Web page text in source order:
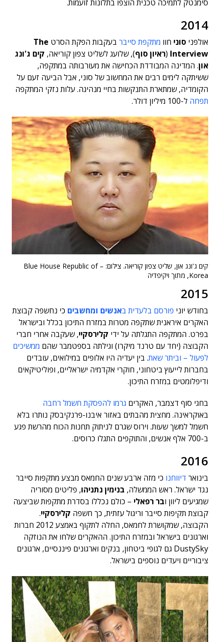
סימנטק לתמיכה טכנית הוצפו בתלונות זועמות.
2014
אולפני סוני חוו מתקפת סייבר בעקבות הפקת הסרט The
Interview
(ראיון סוף), שלועג לשליט צפון קוריאה, קים ג'ונג
און. המדינה המבודדת הכחישה את מעורבותה במתקפה,
ששיתקה לימים רבים את המחשוב של סוני, אבל הביעה זעם על
הקומדיה, שמתארת התנקשות בחיי מנהיגה. עלות נזקי המתקפה
תפחה ל-100 מיליון דולר.
קים ג'ונג און, שליט צפון קוריאה. צילום: – Blue House Republic of
Korea, מתוך ויקיפדיה
2015
בחודש יוני פורסם בלעדית באנשים ומחשבים כי נחשפה קבוצת
האקרים איראנית שתקפה מטרות במזרח התיכון בכלל ובישראל
בפרט. המתקפה התגלתה על ידי קלירסקיי, שעקבה אחרי חברי
הקבוצה (יחד עם טרנד מיקרו) וגילתה בספטמבר שהם ממשיכים
לפעול – וביתר שאת. בין יעדיה היו אלופים במילואים, עובדים
בחברות לייעוץ ביטחוני, חוקרי אקדמיה ישראליים, ופוליטיקאים
ודיפלומטים במזרח התיכון.
בחגי סוף דצמבר, האקרים גרמו להפסקת חשמל רחבה
באוקראינה. מחצית מהבתים באזור איבנו-פרנקיבסק נותרו בלא
חשמל למשך שעות. וירוס שגרם לניתוק תחנות הכוח מהרשת פגע
ב-700 אלף אנשים, והתוקפים התגלו כרוסים.
2016
בינואר דיווחנו כי מזה ארבע שנים החמאס מבצע מתקפות סייבר
נגד ישראל. ראש הממשלה, בנימין נתניהו, פליטים מסוריה
שמגיעים ליוון ובר רפאלי – כולם נכללו בסדרת מתקפות שביצעה
קבוצת תקיפות סייבר וריגול עזתית, כך חשפה קלירסקיי.
הקבוצה, שמקושרת לחמאס, החלה לתקוף באמצע 2012 חברות
וארגונים בישראל ובמזרח התיכון. ההאקרים שלחו את הנוזקה
DustySky גם לגופי ביטחון, בנקים וארגונים פיננסיים, ארגונים
ציבוריים ויעדים נוספים בישראל.